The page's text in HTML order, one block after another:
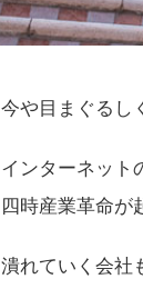
今や目まぐるし
インターネット
四時産業革命が
潰れていく会社